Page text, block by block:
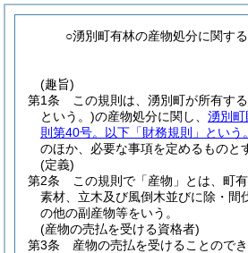
○湧別町有林の産物処分に関する
(趣旨)
第1条
この規則は、湧別町が所有す
という。)の産物処分に関し、 湧別町
則第40号。以下「財務規則」という
のほか、必要な事項を定めるものと
(定義)
第2条
この規則で「産物」とは、町
素材、立木及び風倒木並びに除・間
の他の副産物等をいう。
(産物の売払を受ける資格者)
第3条
産物の売払を受けることのでき